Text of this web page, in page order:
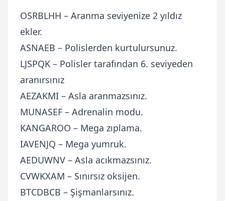
OSRBLHH – Aranma seviyenize 2 yıldız
ekler.
ASNAEB – Polislerden kurtulursunuz.
LJSPQK – Polisler tarafından 6. seviyeden
aranırsınız
AEZAKMI – Asla aranmazsınız.
MUNASEF – Adrenalin modu.
KANGAROO – Mega zıplama.
IAVENJQ – Mega yumruk.
AEDUWNV – Asla acıkmazsınız.
CVWKXAM – Sınırsız oksijen.
BTCDBCB – Şişmanlarsınız.